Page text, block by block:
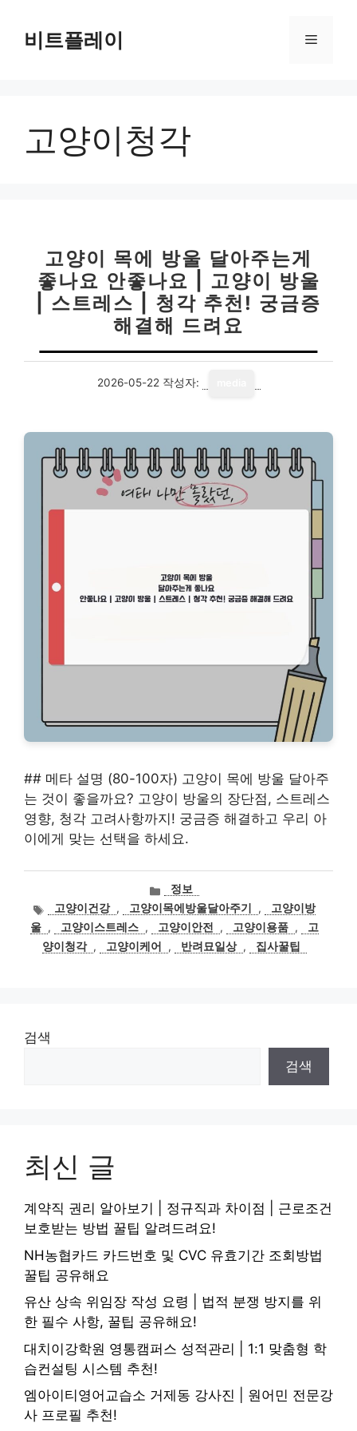
비트플레이 메
고양이청각
고양이 목에 방울 달아주는게
좋나요 안좋나요 | 고양이 방울
| 스트레스 | 청각 추천! 궁금증
해결해 드려요
2026-05-22 작성자:
## 메타 설명 (80-100자) 고양이 목에 방울 달아주
는 것이 좋을까요? 고양이 방울의 장단점, 스트레스
영향, 청각 고려사항까지! 궁금증 해결하고 우리 아
이에게 맞는 선택을 하세요.
카
테
고
리
정보
태고양이건강 , 고양이목에방울달아주기 ,
고양이방
울 , 고양이스트레스 , 고양이안전 , 고양이용품 ,
고
양이청각 , 고양이케어 , 반려묘일상 , 집사꿀팁
검색
검색
최신 글
계약직 권리 알아보기 | 정규직과 차이점 | 근로조건
보호받는 방법 꿀팁 알려드려요!
NH농협카드 카드번호 및 CVC 유효기간 조회방법
꿀팁 공유해요
유산 상속 위임장 작성 요령 | 법적 분쟁 방지를 위
한 필수 사항, 꿀팁 공유해요!
대치이강학원 영통캠퍼스 성적관리 | 1:1 맞춤형 학
습컨설팅 시스템 추천!
엠아이티영어교습소 거제동 강사진 | 원어민 전문강
사 프로필 추천!